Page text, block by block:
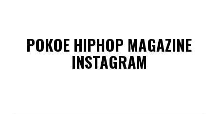
POKOE HIPHOP MAGAZINE
INSTAGRAM